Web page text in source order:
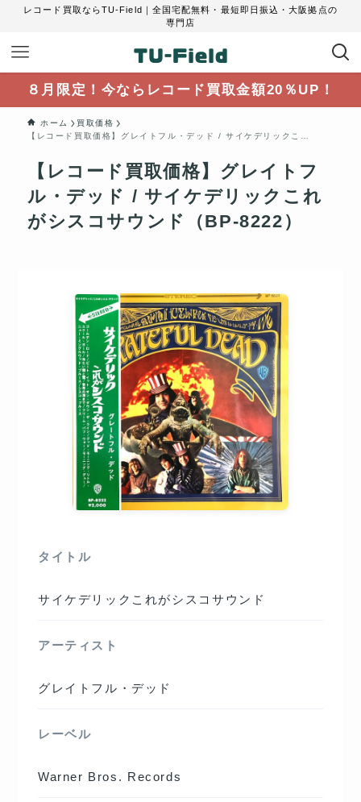
レコード買取ならTU-Field｜全国宅配無料・最短即日振込・大阪拠点の
専門店
８月限定！今ならレコード買取金額20％UP！
ホーム
買取価格
【レコード買取価格】グレイトフル・デッド / サイケデリックこれがシスコサウンド（BP-8222）
【レコード買取価格】グレイトフ
ル・デッド / サイケデリックこれ
がシスコサウンド（BP-8222）
タイトル
サイケデリックこれがシスコサウンド
アーティスト
グレイトフル・デッド
レーベル
Warner Bros. Records